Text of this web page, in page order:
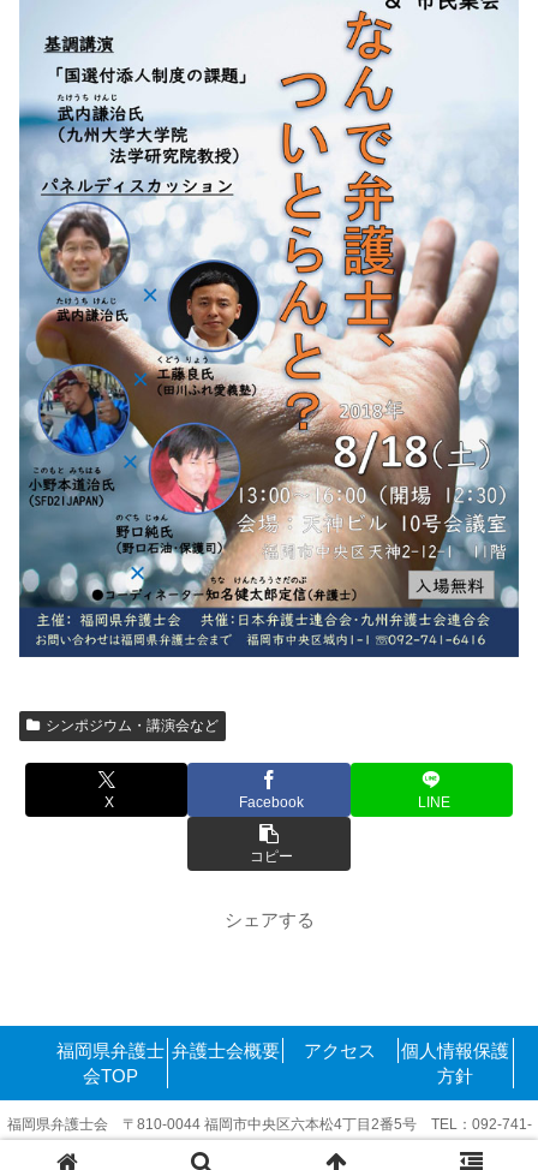
シンポジウム・講演会など
X Facebook LINE
コピー
シェアする
福岡県弁護士
会TOP
弁護士会概要 アクセス
個人情報保護
方針
福岡県弁護士会 〒810-0044 福岡市中央区六本松4丁目2番5号 TEL：092-741-